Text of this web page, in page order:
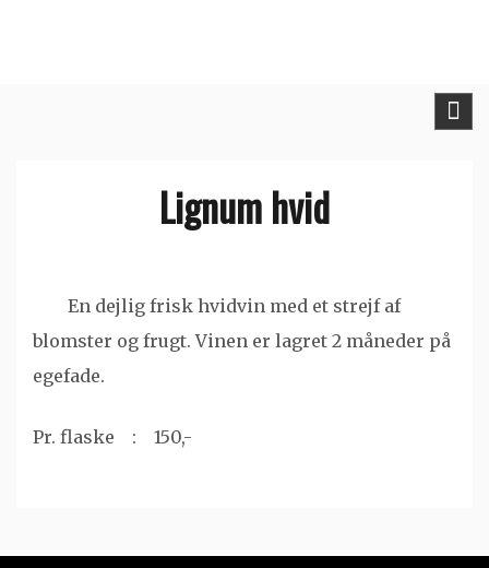
Lignum hvid
En dejlig frisk hvidvin med et strejf af
blomster og frugt. Vinen er lagret 2 måneder på
egefade.
Pr. flaske : 150,-